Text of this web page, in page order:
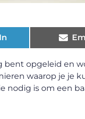
bent opgeleid en
waarop je je
nodig is om een